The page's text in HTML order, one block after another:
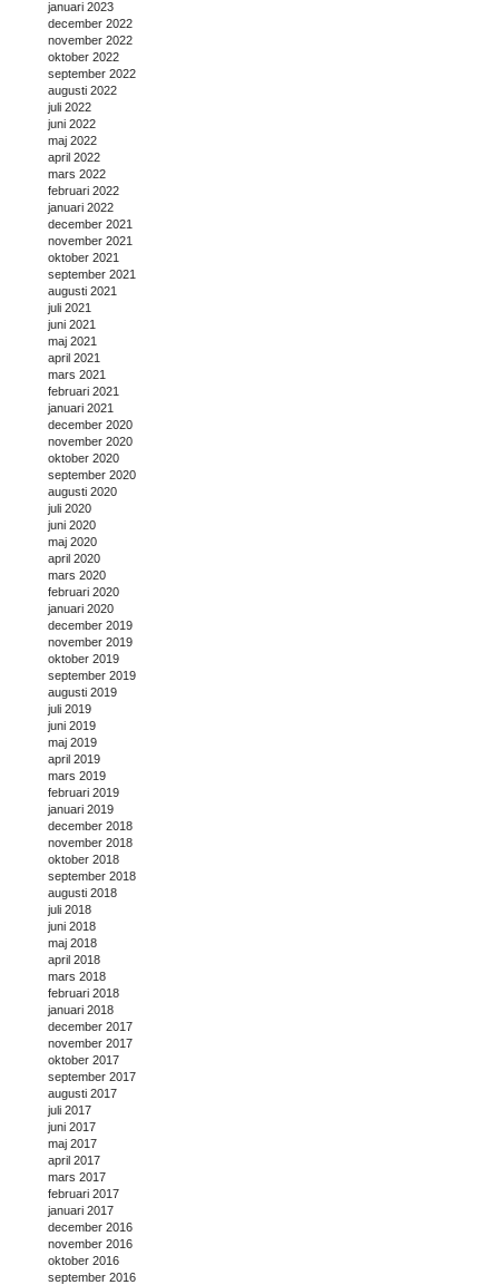
januari 2023
december 2022
november 2022
oktober 2022
september 2022
augusti 2022
juli 2022
juni 2022
maj 2022
april 2022
mars 2022
februari 2022
januari 2022
december 2021
november 2021
oktober 2021
september 2021
augusti 2021
juli 2021
juni 2021
maj 2021
april 2021
mars 2021
februari 2021
januari 2021
december 2020
november 2020
oktober 2020
september 2020
augusti 2020
juli 2020
juni 2020
maj 2020
april 2020
mars 2020
februari 2020
januari 2020
december 2019
november 2019
oktober 2019
september 2019
augusti 2019
juli 2019
juni 2019
maj 2019
april 2019
mars 2019
februari 2019
januari 2019
december 2018
november 2018
oktober 2018
september 2018
augusti 2018
juli 2018
juni 2018
maj 2018
april 2018
mars 2018
februari 2018
januari 2018
december 2017
november 2017
oktober 2017
september 2017
augusti 2017
juli 2017
juni 2017
maj 2017
april 2017
mars 2017
februari 2017
januari 2017
december 2016
november 2016
oktober 2016
september 2016